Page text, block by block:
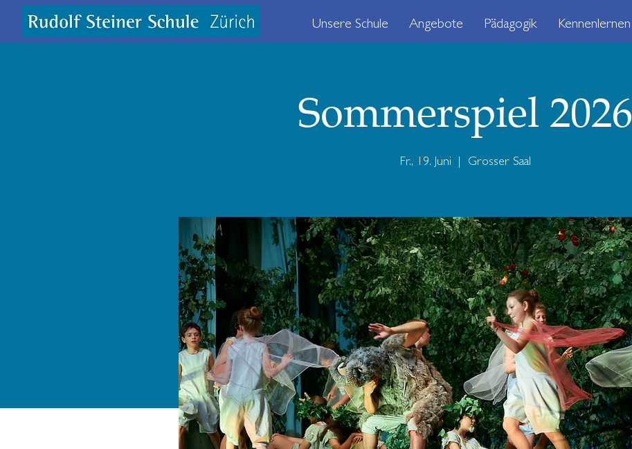
Unsere Schule Angebote Pädagogik Kennenlernen
Sommerspiel 2026
Fr., 19. Juni Grosser Saal